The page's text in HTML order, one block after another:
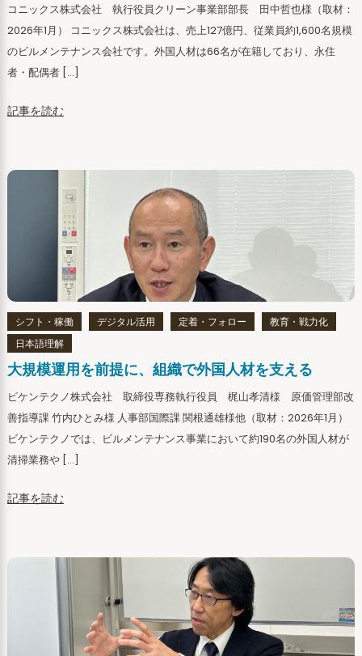
コニックス株式会社 執行役員クリーン事業部部長 田中哲也様（取材：
2026年1月） コニックス株式会社は、売上127億円、従業員約1,600名規模
のビルメンテナンス会社です。外国人材は66名が在籍しており、永住
者・配偶者 […]
記事を読む
シフト・稼働 デジタル活用 定着・フォロー
教育・戦力化
日本語理解
大規模運用を前提に、組織で外国人材を支える
ビケンテクノ株式会社 取締役専務執行役員 梶山孝清様 原価管理部改
善指導課 竹内ひとみ様 人事部国際課 関根通雄様他（取材：2026年1月）
ビケンテクノでは、ビルメンテナンス事業において約190名の外国人材が
清掃業務や […]
記事を読む